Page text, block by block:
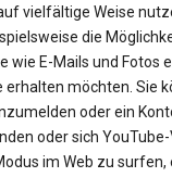
vielfältige Weise
die
wie E-Mails und Fotos
möchten. Sie
oder ein
oder sich
im Web zu surfen,